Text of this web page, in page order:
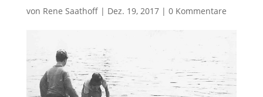
von Rene Saathoff| Dez. 19, 2017| 0 Kommentare